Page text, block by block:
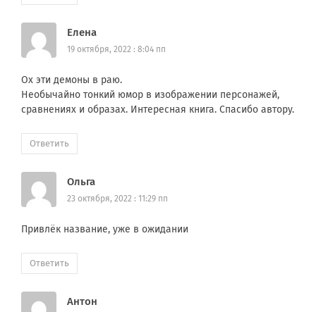
Елена
19 октября, 2022 : 8:04 пп
Ох эти демоны в раю.
Необычайно тонкий юмор в изображении персонажей,
сравнениях и образах. Интересная книга. Спасибо автору.
Ответить
Ольга
23 октября, 2022 : 11:29 пп
Привлёк название, уже в ожидании
Ответить
Антон